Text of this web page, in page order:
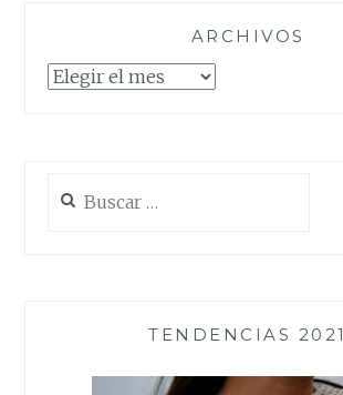
ARCHIVOS
Archivos
TENDENCIAS 2021